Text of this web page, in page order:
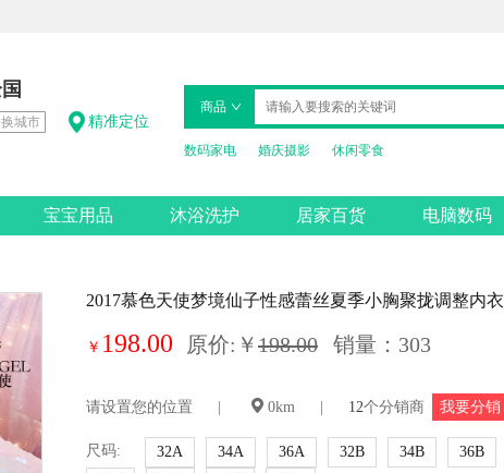
城市 精准定位
商品
数码家电 婚庆摄影 休闲零食
宝宝用品 沐浴洗护 居家百货 电脑数码
2017慕色天使梦境仙子性感蕾丝夏季小胸聚拢调整内衣
￥ 198.00 原价: ￥198.00 销量：303
请设置您的位置 0km 12个分销商 我要分销
尺码: 32A 34A 36A 32B 34B 36B